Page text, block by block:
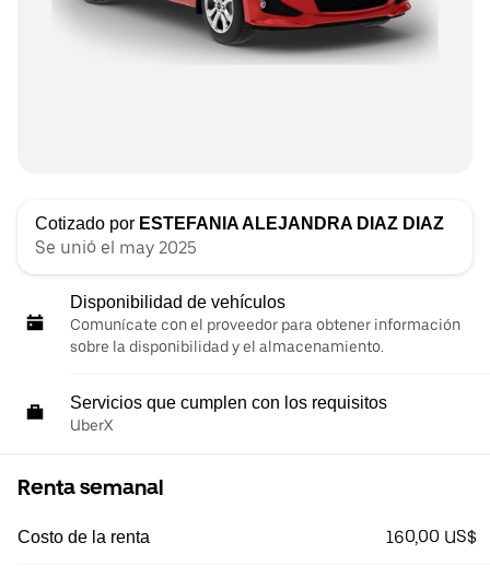
Cotizado por ESTEFANIA ALEJANDRA DIAZ DIAZ
Se unió el may 2025
Disponibilidad de vehículos
Comunícate con el proveedor para obtener información
sobre la disponibilidad y el almacenamiento.
Servicios que cumplen con los requisitos
UberX
Renta semanal
Costo de la renta 160,00 US$